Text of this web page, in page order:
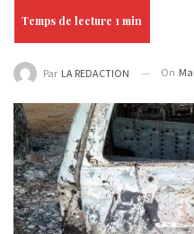
Par LA REDACTION On